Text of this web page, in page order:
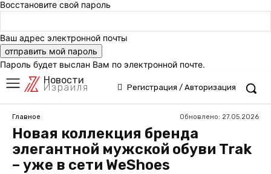
Восстановите свой пароль
Ваш адрес электронной почты
Пароль будет выслан Вам по электронной почте.
Новости
Израиля Регистрация / Авторизация
Главное Обновлено: 27.05.2026
Новая коллекция бренда
элегантной мужской обуви Trak
– уже в сети WeShoes